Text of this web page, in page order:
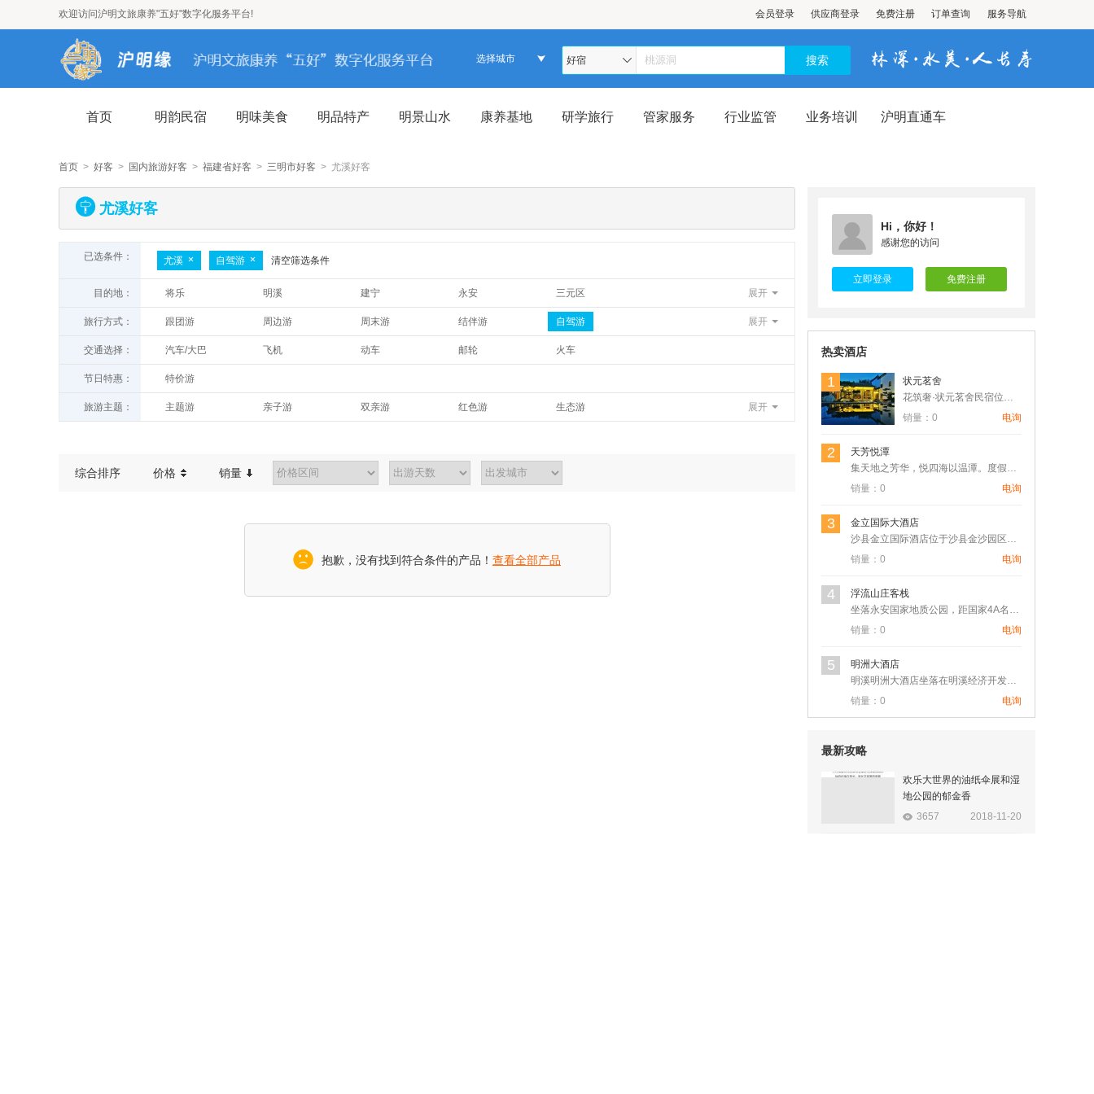
欢迎访问沪明文旅康养"五好"数字化服务平台! 会员登录 供应商登录 免费注册 订单查询 服务导航
选择城市 好宿
首页 明韵民宿 明味美食 明品特产 明景山水 康养基地 研学旅行 管家服务 行业监管 业务培训 沪明直通车
首页 > 好客 > 国内旅游好客 > 福建省好客 > 三明市好客 > 尤溪好客
尤溪好客
已选条件： 尤溪 自驾游 清空筛选条件
目的地： 将乐 明溪 建宁 永安
三元区
清流
展开
旅行方式： 跟团游 周边游 周末游 结伴游
自驾游
九日游
展开
交通选择： 汽车/大巴 飞机 动车 邮轮 火车
节日特惠： 特价游
旅游主题： 主题游 亲子游 双亲游 红色游
生态游
展开
综合排序 价格 销量
抱歉，没有找到符合条件的产品！ 查看全部产品
Hi，你好！
感谢您的访问
立即登录 免费注册
热卖酒店
1
状元茗舍
花筑奢·状元茗舍民宿位于泰宁-大金湖核心景区省级森林康养小镇…
销量：0
电询
2
天芳悦潭
集天地之芳华，悦四海以温潭。度假村位于福建省三明市清流县，总…
销量：0
电询
3
金立国际大酒店
沙县金立国际酒店位于沙县金沙园区，交通便捷，距离三明北站10…
销量：0
电询
4
浮流山庄客栈
坐落永安国家地质公园，距国家4A名胜景区桃源洞2公里，驾车只…
销量：0
电询
5
明洲大酒店
明溪明洲大酒店坐落在明溪经济开发区气动工具城。酒店总体建筑风…
销量：0
电询
最新攻略
欢乐大世界的油纸伞展和湿
地公园的郁金香
3657
2018-11-20